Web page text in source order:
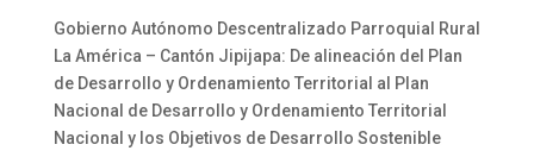
Gobierno Autónomo Descentralizado Parroquial Rural
La América – Cantón Jipijapa: De alineación del Plan
de Desarrollo y Ordenamiento Territorial al Plan
Nacional de Desarrollo y Ordenamiento Territorial
Nacional y los Objetivos de Desarrollo Sostenible